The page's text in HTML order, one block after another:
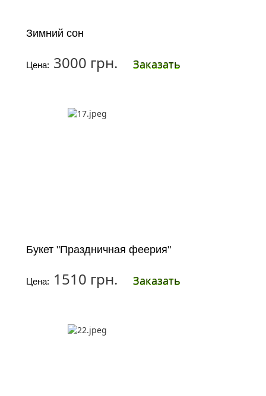
Зимний сон
Цена: 3000 грн. Заказать
Букет "Праздничная феерия"
Цена: 1510 грн. Заказать